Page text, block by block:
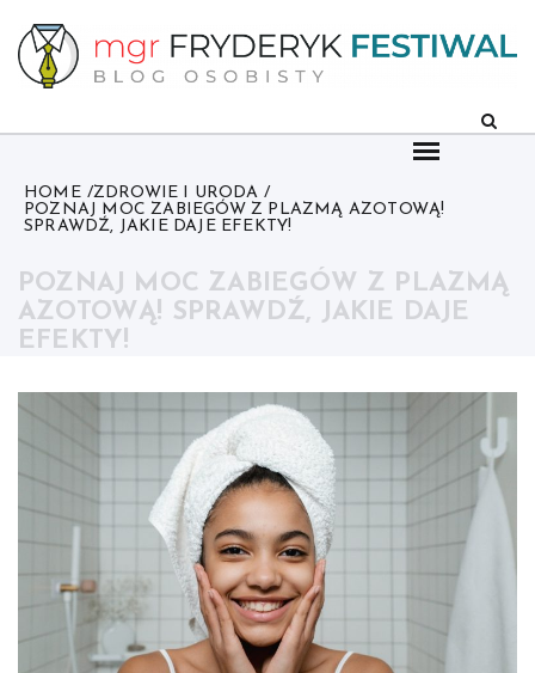
content
HOME
ZDROWIE I URODA
POZNAJ MOC ZABIEGÓW Z PLAZMĄ AZOTOWĄ!
SPRAWDŹ, JAKIE DAJE EFEKTY!
POZNAJ MOC ZABIEGÓW Z PLAZMĄ
AZOTOWĄ! SPRAWDŹ, JAKIE DAJE
EFEKTY!